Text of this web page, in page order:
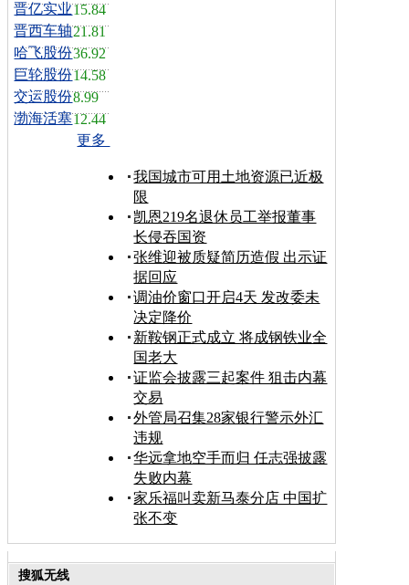
晋亿实业15.84
晋西车轴21.81
哈飞股份36.92
巨轮股份14.58
交运股份8.99
渤海活塞12.44
更多
我国城市可用土地资源已近极
限
凯恩219名退休员工举报董事
长侵吞国资
张维迎被质疑简历造假 出示证
据回应
调油价窗口开启4天 发改委未
决定降价
新鞍钢正式成立 将成钢铁业全
国老大
证监会披露三起案件 狙击内幕
交易
外管局召集28家银行警示外汇
违规
华远拿地空手而归 任志强披露
失败内幕
家乐福叫卖新马泰分店 中国扩
张不变
搜狐无线